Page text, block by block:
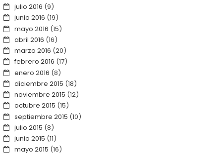
julio 2016 (9)
junio 2016 (19)
mayo 2016 (15)
abril 2016 (16)
marzo 2016 (20)
febrero 2016 (17)
enero 2016 (8)
diciembre 2015 (18)
noviembre 2015 (12)
octubre 2015 (15)
septiembre 2015 (10)
julio 2015 (8)
junio 2015 (11)
mayo 2015 (16)